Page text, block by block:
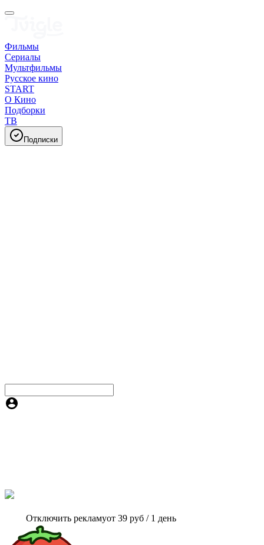
Фильмы
Сериалы
Мультфильмы
Русское кино
START
О Кино
Подборки
ТВ
Подписки
Отключить рекламуот 39 руб / 1 день